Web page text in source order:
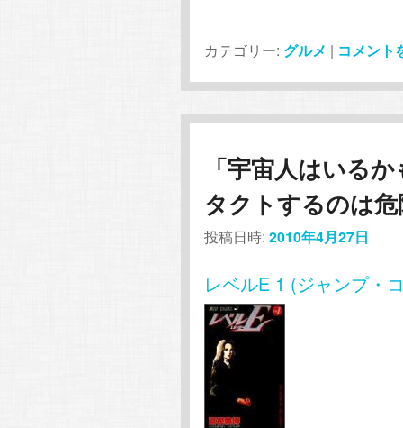
カテゴリー: グルメ | コメント
「宇宙人はいる
タクトするのは
投稿日時: 2010年4月27日
レベルE 1 (ジャンプ・